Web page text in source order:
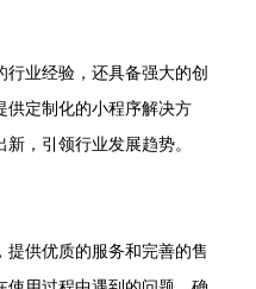
业经验，还具备强大的创
供定制化的小程序解决方
，引领行业发展趋势。
提供优质的服务和完善的售